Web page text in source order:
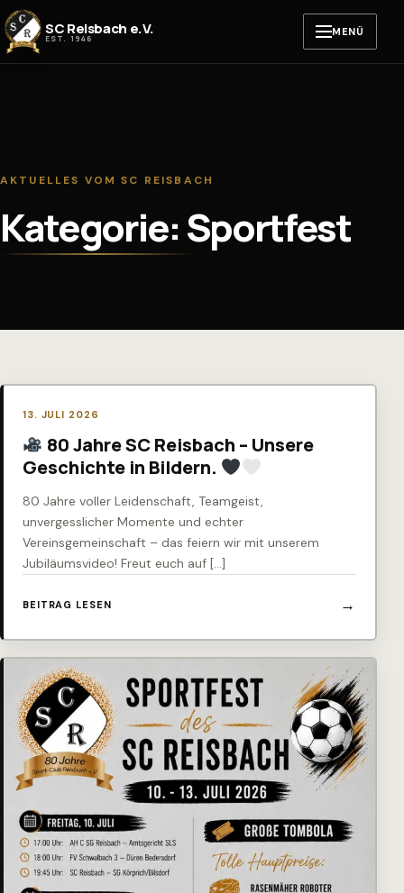
Zum Inhalt springen
SC Reisbach e.V.
EST. 1946 MENÜ
AKTUELLES VOM SC REISBACH
Kategorie: Sportfest
13. JULI 2026
80 Jahre SC Reisbach – Unsere
Geschichte in Bildern.
80 Jahre voller Leidenschaft, Teamgeist,
unvergesslicher Momente und echter
Vereinsgemeinschaft – das feiern wir mit unserem
Jubiläumsvideo! Freut euch auf […]
BEITRAG LESEN